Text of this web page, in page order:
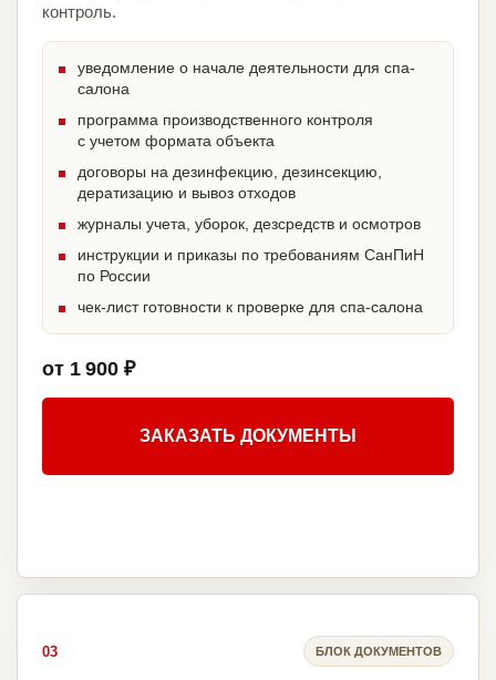
контроль.
уведомление о начале деятельности для спа-
салона
программа производственного контроля
с учетом формата объекта
договоры на дезинфекцию, дезинсекцию,
дератизацию и вывоз отходов
журналы учета, уборок, дезсредств и осмотров
инструкции и приказы по требованиям СанПиН
по России
чек-лист готовности к проверке для спа-салона
от 1 900 ₽
ЗАКАЗАТЬ ДОКУМЕНТЫ
03 БЛОК ДОКУМЕНТОВ